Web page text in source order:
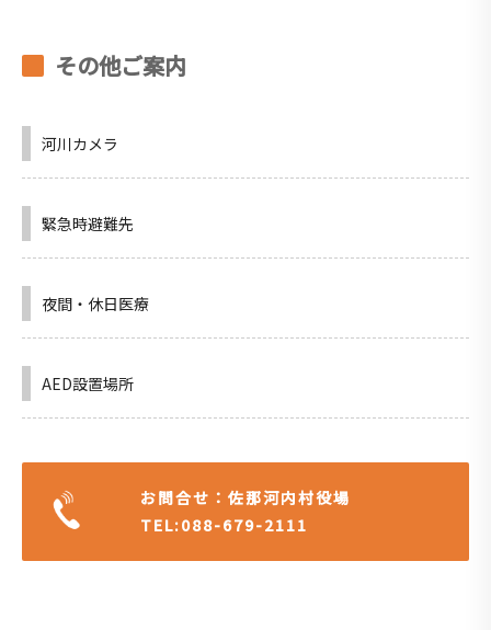
その他ご案内
河川カメラ
緊急時避難先
夜間・休日医療
AED設置場所
お問合せ：佐那河内村役場
TEL:088-679-2111